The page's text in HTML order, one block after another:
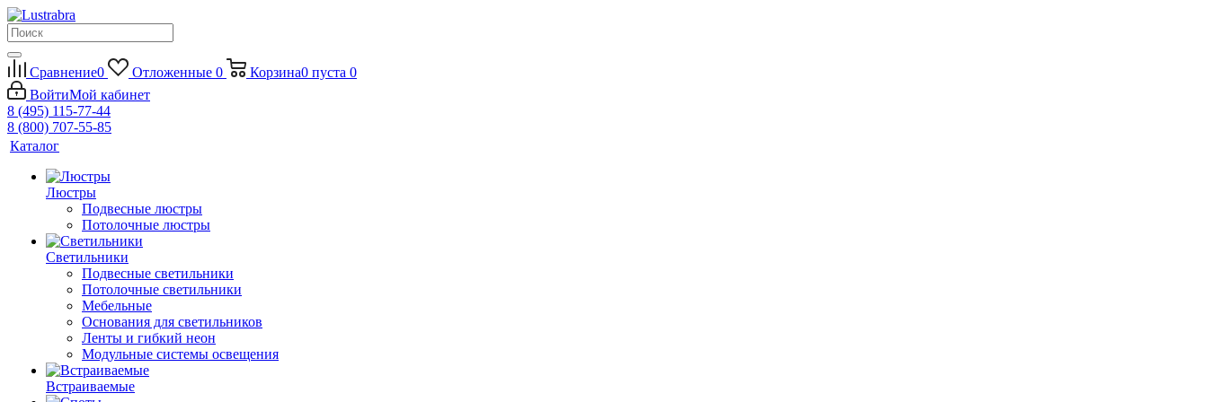
Сравнение0 Отложенные 0 Корзина0 пуста 0
ВойтиМой кабинет
8 (495) 115-77-44
8 (800) 707-55-85
Каталог
Люстры
Подвесные люстры
Потолочные люстры
Светильники
Подвесные светильники
Потолочные светильники
Мебельные
Основания для светильников
Ленты и гибкий неон
Модульные системы освещения
Встраиваемые